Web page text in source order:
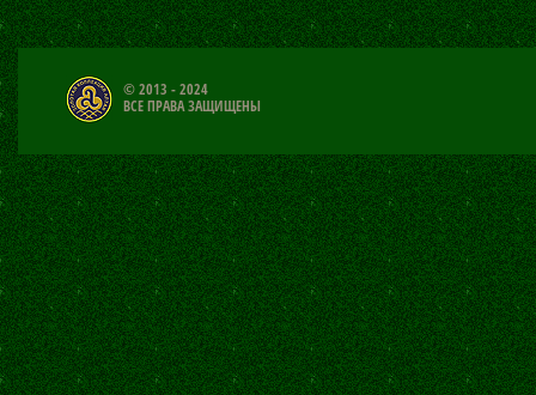
© 2013 - 2024
ВСЕ ПРАВА ЗАЩИЩЕНЫ